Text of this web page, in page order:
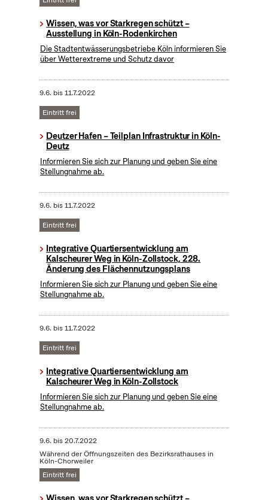
Wissen, was vor Starkregen schützt –
Ausstellung in Köln-Rodenkirchen
Die Stadtentwässerungsbetriebe Köln informieren Sie
über Wetterextreme und Schutz davor
9.6. bis11.7.2022
Eintritt frei
Deutzer Hafen – Teilplan Infrastruktur in Köln-
Deutz
Informieren Sie sich zur Planung und geben Sie eine
Stellungnahme ab.
9.6. bis11.7.2022
Eintritt frei
Integrative Quartiersentwicklung am
Kalscheurer Weg in Köln-Zollstock, 228.
Änderung des Flächennutzungsplans
Informieren Sie sich zur Planung und geben Sie eine
Stellungnahme ab.
9.6. bis11.7.2022
Eintritt frei
Integrative Quartiersentwicklung am
Kalscheurer Weg in Köln-Zollstock
Informieren Sie sich zur Planung und geben Sie eine
Stellungnahme ab.
9.6. bis20.7.2022
Während der Öffnungszeiten des Bezirksrathauses in
Köln-Chorweiler
Eintritt frei